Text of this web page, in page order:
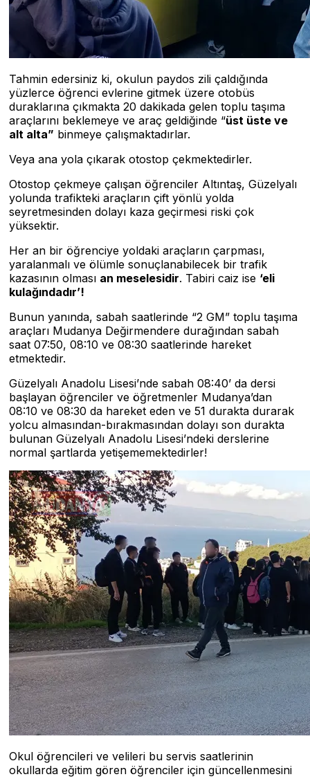
Tahmin edersiniz ki, okulun paydos zili çaldığında
yüzlerce öğrenci evlerine gitmek üzere otobüs
duraklarına çıkmakta 20 dakikada gelen toplu taşıma
araçlarını beklemeye ve araç geldiğinde “üst üste ve
alt alta” binmeye çalışmaktadırlar.
Veya ana yola çıkarak otostop çekmektedirler.
Otostop çekmeye çalışan öğrenciler Altıntaş, Güzelyalı
yolunda trafikteki araçların çift yönlü yolda
seyretmesinden dolayı kaza geçirmesi riski çok
yüksektir.
Her an bir öğrenciye yoldaki araçların çarpması,
yaralanmalı ve ölümle sonuçlanabilecek bir trafik
kazasının olması an meselesidir. Tabiri caiz ise ‘eli
kulağındadır’!
Bunun yanında, sabah saatlerinde “2 GM” toplu taşıma
araçları Mudanya Değirmendere durağından sabah
saat 07:50, 08:10 ve 08:30 saatlerinde hareket
etmektedir.
Güzelyalı Anadolu Lisesi’nde sabah 08:40’ da dersi
başlayan öğrenciler ve öğretmenler Mudanya’dan
08:10 ve 08:30 da hareket eden ve 51 durakta durarak
yolcu almasından-bırakmasından dolayı son durakta
bulunan Güzelyalı Anadolu Lisesi’ndeki derslerine
normal şartlarda yetişememektedirler!
Okul öğrencileri ve velileri bu servis saatlerinin
okullarda eğitim gören öğrenciler için güncellenmesini